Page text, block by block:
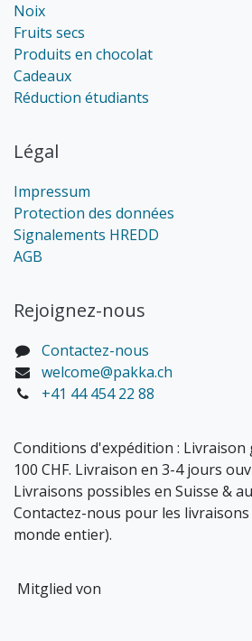
Noix
Fruits secs
Produits en chocolat
Cadeaux
Réduction étudiants
Légal
Impressum
Protection des données
Signalements HREDD
AGB
Rejoignez-nous
Contactez-nous
welcome@pakka.ch
+41 44 454 22 88
Conditions d'expédition :
100 CHF. Livraison en 3-4 jours
Livraisons possibles en Suisse &
Contactez-nous pour les
monde entier).
Mitglied von